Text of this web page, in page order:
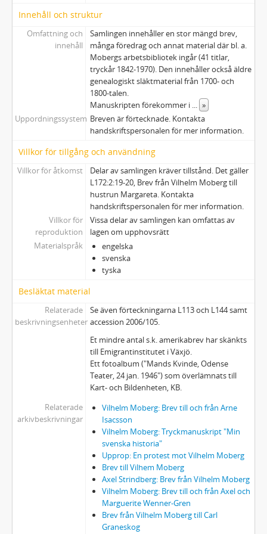
Innehåll och struktur
Omfattning och
innehåll
Samlingen innehåller en stor mängd brev,
många föredrag och annat material där bl. a.
Mobergs arbetsbibliotek ingår (41 titlar,
tryckår 1842-1970). Den innehåller också äldre
genealogiskt släktmaterial från 1700- och
1800-talen.
Manuskripten förekommer i ... »
Uppordningssystem Breven är förtecknade. Kontakta
handskriftspersonalen för mer information.
Villkor för tillgång och användning
Villkor för åtkomst
Delar av samlingen kräver tillstånd. Det gäller
L172:2:19-20, Brev från Vilhelm Moberg till
hustrun Margareta. Kontakta
handskriftspersonalen för mer information.
Villkor för
reproduktion
Vissa delar av samlingen kan omfattas av
lagen om upphovsrätt
Materialspråk
engelska
svenska
tyska
Besläktat material
Relaterade
beskrivningsenheter
Se även förteckningarna L113 och L144 samt
accession 2006/105.
Et mindre antal s.k. amerikabrev har skänkts
till Emigrantinstitutet i Växjö.
Ett fotoalbum ("Mands Kvinde, Odense
Teater, 24 jan. 1946") som överlämnats till
Kart- och Bildenheten, KB.
Relaterade
arkivbeskrivningar
Vilhelm Moberg: Brev till och från Arne
Isacsson
Vilhelm Moberg: Tryckmanuskript "Min
svenska historia"
Upprop: En protest mot Vilhelm Moberg
Brev till Vilhem Moberg
Axel Strindberg: Brev från Vilhelm Moberg
Vilhelm Moberg: Brev till och från Axel och
Marguerite Wenner-Gren
Brev från Vilhelm Moberg till Carl
Graneskog